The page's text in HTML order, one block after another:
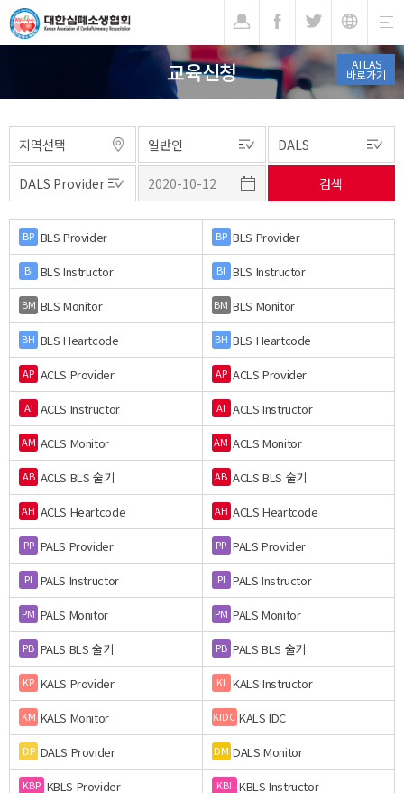
ATLAS
바로가기
교육신청
BP BLS Provider BP BLS Provider
BI BLS Instructor BI BLS Instructor
BM BLS Monitor BM BLS Monitor
BH BLS Heartcode BH BLS Heartcode
AP ACLS Provider AP ACLS Provider
AI ACLS Instructor AI ACLS Instructor
AM ACLS Monitor AM ACLS Monitor
AB ACLS BLS 술기 AB ACLS BLS 술기
AH ACLS Heartcode AH ACLS Heartcode
PP PALS Provider PP PALS Provider
PI PALS Instructor PI PALS Instructor
PM PALS Monitor PM PALS Monitor
PB PALS BLS 술기 PB PALS BLS 술기
KP KALS Provider KI KALS Instructor
KM KALS Monitor KIDC KALS IDC
DP DALS Provider DM DALS Monitor
KBP KBLS Provider KBI KBLS Instructor